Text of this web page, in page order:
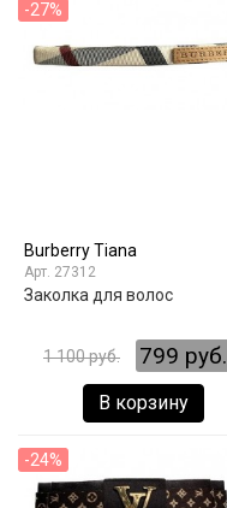
-27%
Burberry Tiana
27312
Заколка для волос
1 100 руб. 799 руб.
В корзину
-24%